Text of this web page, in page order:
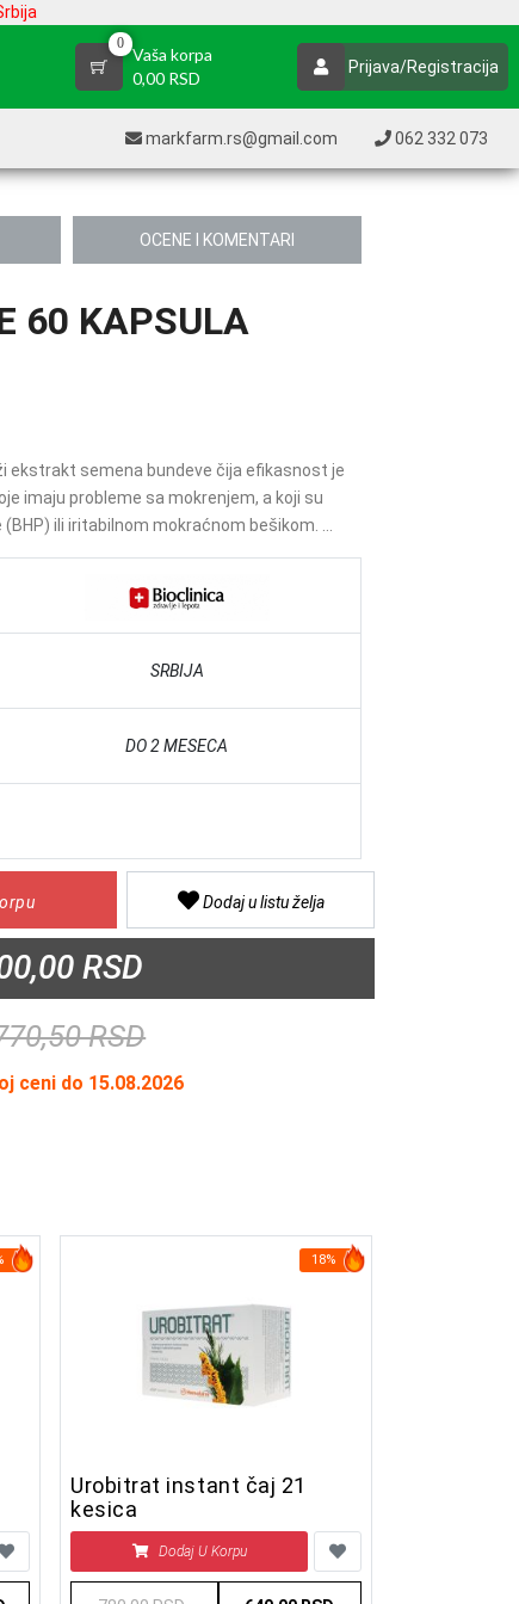
0
Vaša korpa
0,00 RSD
Prijava/Registracija
markfarm.rs@gmail.com 062 332 073
OCENE I KOMENTARI
60 KAPSULA
ekstrakt semena bundeve čija efikasnost je
imaju probleme sa mokrenjem, a koji su
ili iritabilnom mokraćnom bešikom. ...
SRBIJA
DO 2 MESECA
Dodaj u listu želja
RSD
RSD
ceni do 15.08.2026
18%
Urobitrat instant čaj 21
kesica
Dodaj U Korpu